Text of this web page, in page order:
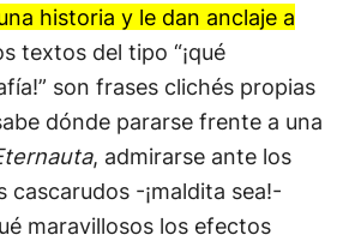
historia y le dan anclaje a
textos del tipo “¡qué
son frases clichés propias
dónde pararse frente a una
, admirarse ante los
cascarudos -¡maldita sea!-
maravillosos los efectos